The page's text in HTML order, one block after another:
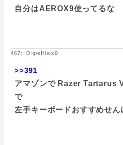
自分はAEROX9使ってるな
467: ID:q/eHIeix0
>>391
アマゾンで Razer Tartarus
で
左手キーボードおすすめせん